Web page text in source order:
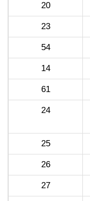
20
23
54
14
61
24
25
26
27